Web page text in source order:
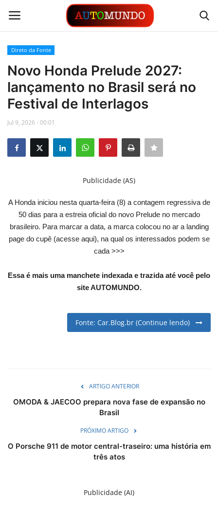
Login
Contato
Links
Busca Direta
Idioma
English Portuguese
Direto da Fonte
Novo Honda Prelude 2027:
lançamento no Brasil será no
Festival de Interlagos
Jul 9, 2026 - 00:01
Publicidade (AS)
A Honda iniciou nesta quarta-feira (8) a contagem regressiva de
50 dias para a estreia oficial do novo Prelude no mercado
brasileiro. Para marcar a data, a marca colocou no ar a landing
page do cupê (acesse aqui), na qual os interessados podem se
cada >>>
Essa é mais uma manchete indexada e trazida até você pelo
site AUTOMUNDO.
Fonte: Car.Blog.br (Continue lendo)
ARTIGO ANTERIOR
OMODA & JAECOO prepara nova fase de expansão no
Brasil
PRÓXIMO ARTIGO
O Porsche 911 de motor central-traseiro: uma história em
três atos
Publicidade (AI)